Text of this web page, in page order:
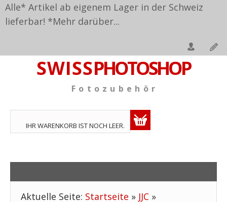
Alle* Artikel ab eigenem Lager in der Schweiz
lieferbar! *Mehr darüber...
S W I S SPHOTOSHOP
F o t o z u b e h ö r
IHR WARENKORB IST NOCH LEER.
Aktuelle Seite: Startseite » JJC »